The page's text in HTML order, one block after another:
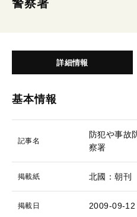
警察署
詳細情報
基本情報
記事名
防犯や事故
察署
掲載紙 北國：朝刊
掲載日 2009-09-12